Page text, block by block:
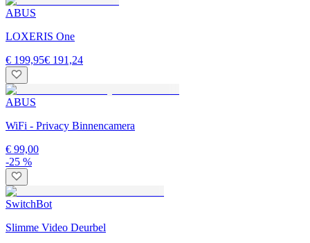
ABUS
LOXERIS One
€ 199,95€ 191,24
ABUS
WiFi - Privacy Binnencamera
€ 99,00
-25 %
SwitchBot
Slimme Video Deurbel